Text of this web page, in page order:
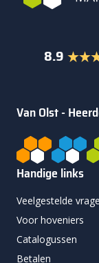
8.9
Van Olst -
Handige links
Veelgestelde
Voor hoveniers
Catalogussen
Betalen